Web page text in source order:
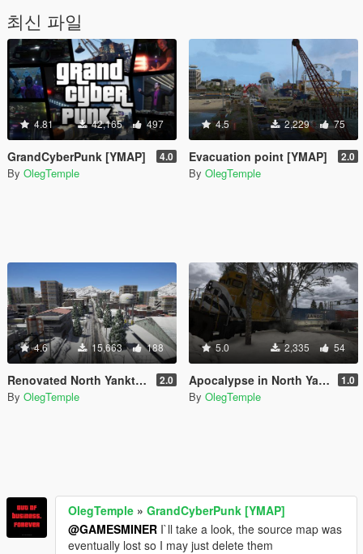
최신 파일
4.81 42,165 497
GrandCyberPunk [YMAP] 4.0
By OlegTemple
4.5 2,229 75
Evacuation point [YMAP] 2.0
By OlegTemple
4.6 15,663 188
Renovated North Yankton [YMAP] 2.0
By OlegTemple
5.0 2,335 54
Apocalypse in North Yankton 1.0
By OlegTemple
OlegTemple » GrandCyberPunk [YMAP]
@GAMESMINER I`ll take a look, the source map was
eventually lost so I may just delete them